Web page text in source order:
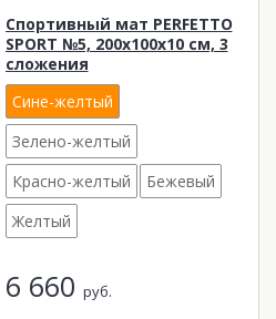
Спортивный мат PERFETTO
SPORT №5, 200х100х10 см, 3
сложения
Сине-желтый
Зелено-желтый
Красно-желтый
Бежевый
Желтый
6 660 руб.